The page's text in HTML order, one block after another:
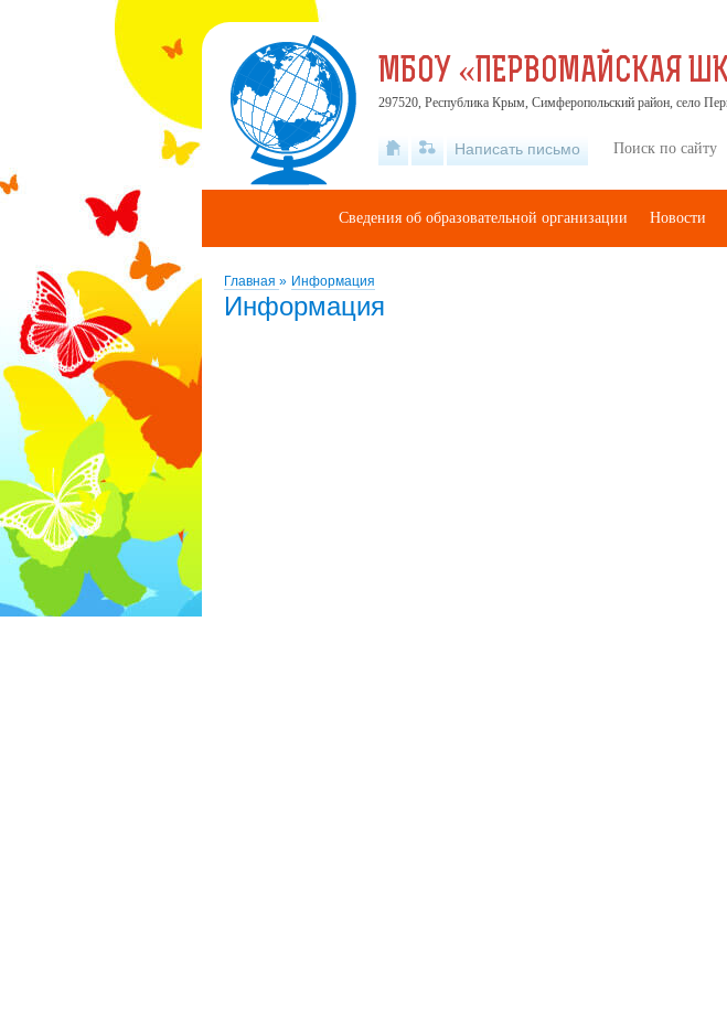
Главная » Информация
Информация
МБОУ «ПЕРВОМАЙСКАЯ
297520, Республика Крым, Симферопольский район, село
Написать письмо
Сведения об образовательной организации Новости